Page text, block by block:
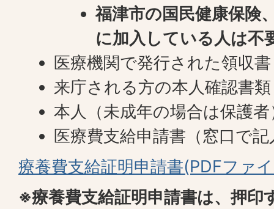
福津市の国民健康保険
に加入している人は不
医療機関で発行された領収書
来庁される方の本人確認書類
本人（未成年の場合は保護
医療費支給申請書（窓口で
療養費支給証明申請書(PDFファ
※療養費支給証明申請書は、押印